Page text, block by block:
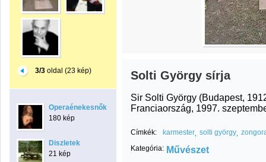
3/3oldal (23 kép)
Operaénekesnők
180 kép
Diszletek
21 kép
Solti György sírja
Sir Solti György (Budapest,
Franciaország, 1997.
Címkék: karmester solti györgy
Kategória: Művészet